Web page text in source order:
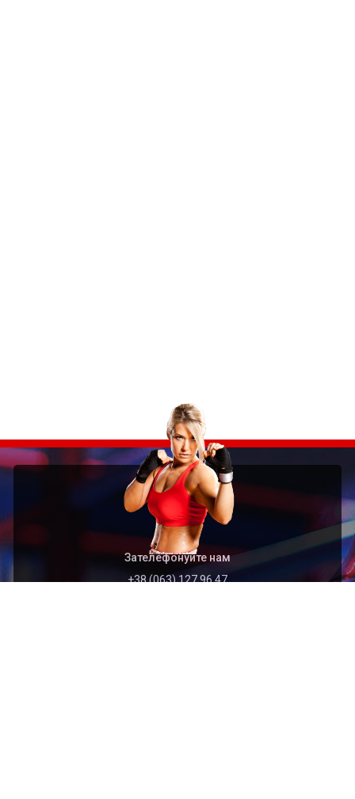
Зателефонуйте нам
+38 (063) 127 96 47